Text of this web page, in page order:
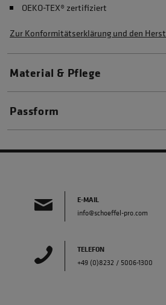
OEKO-TEX® zertifiziert
Zur Konformitätserklärung und den
Material & Pflege
Passform
E-MAIL
info@schoeffel-pro.com
TELEFON
+49 (0)8232 / 5006-1300